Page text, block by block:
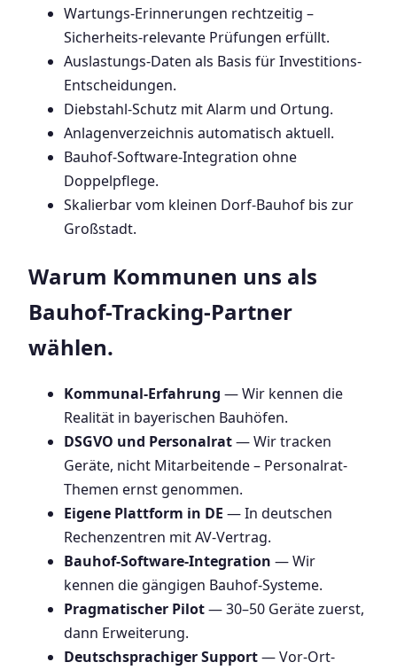
Wartungs-Erinnerungen rechtzeitig –
Sicherheits-relevante Prüfungen erfüllt.
Auslastungs-Daten als Basis für Investitions-
Entscheidungen.
Diebstahl-Schutz mit Alarm und Ortung.
Anlagenverzeichnis automatisch aktuell.
Bauhof-Software-Integration ohne
Doppelpflege.
Skalierbar vom kleinen Dorf-Bauhof bis zur
Großstadt.
Warum Kommunen uns als
Bauhof-Tracking-Partner
wählen.
Kommunal-Erfahrung — Wir kennen die
Realität in bayerischen Bauhöfen.
DSGVO und Personalrat— Wir tracken
Geräte, nicht Mitarbeitende – Personalrat-
Themen ernst genommen.
Eigene Plattform in DE — In deutschen
Rechenzentren mit AV-Vertrag.
Bauhof-Software-Integration — Wir
kennen die gängigen Bauhof-Systeme.
Pragmatischer Pilot— 30–50 Geräte zuerst,
dann Erweiterung.
Deutschsprachiger Support— Vor-Ort-